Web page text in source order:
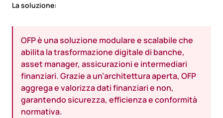
La soluzione:
OFP è una soluzione modulare e scalabile che
abilita la trasformazione digitale di banche,
asset manager, assicurazioni e intermediari
finanziari. Grazie a un’architettura aperta, OFP
aggrega e valorizza dati finanziari e non,
garantendo sicurezza, efficienza e conformità
normativa.